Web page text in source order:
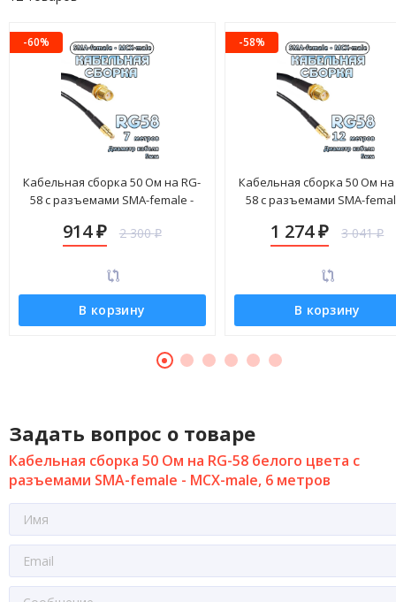
-60%
Кабельная сборка 50 Ом на RG-
58 с разъемами SMA-female -
914 ₽ 2 300₽
В корзину
-58%
Кабельная сборка 50 Ом на
58 с разъемами SMA-
1 274₽ 3 041₽
В корзину
Задать вопрос о товаре
Кабельная сборка 50 Ом на RG-58 белого цвета с
разъемами SMA-female - MCX-male, 6 метров